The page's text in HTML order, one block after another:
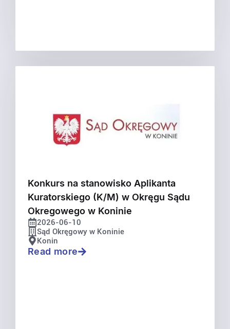
Konkurs na stanowisko Aplikanta
Kuratorskiego (K/M) w Okręgu Sądu
Okregowego w Koninie
2026-06-10
Sąd Okręgowy w Koninie
Konin
Read more